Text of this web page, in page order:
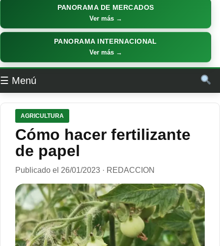
PANORAMA DE MERCADOS
Ver más →
PANORAMA INTERNACIONAL
Ver más →
☰ Menú
AGRICULTURA
Cómo hacer fertilizante
de papel
Publicado el 26/01/2023 · REDACCION